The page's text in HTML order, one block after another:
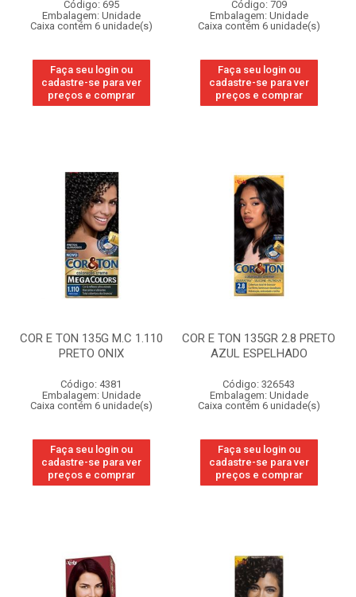
Código: 695
Embalagem: Unidade
Caixa contém 6 unidade(s)
Faça seu login ou
cadastre-se para ver
preços e comprar
Código: 709
Embalagem: Unidade
Caixa contém 6 unidade(s)
Faça seu login ou
cadastre-se para ver
preços e comprar
COR E TON 135G M.C 1.110
PRETO ONIX
Código: 4381
Embalagem: Unidade
Caixa contém 6 unidade(s)
Faça seu login ou
cadastre-se para ver
preços e comprar
COR E TON 135GR 2.8 PRETO
AZUL ESPELHADO
Código: 326543
Embalagem: Unidade
Caixa contém 6 unidade(s)
Faça seu login ou
cadastre-se para ver
preços e comprar